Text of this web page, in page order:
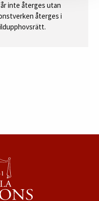
inte återges utan
återges i